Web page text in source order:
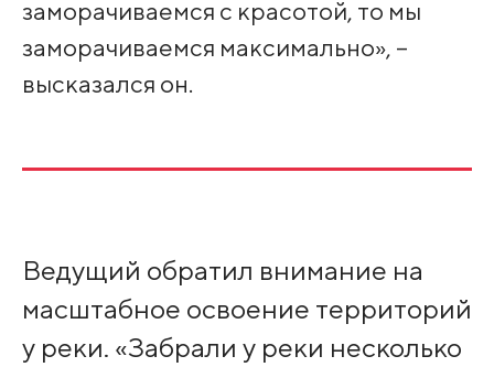
заморачиваемся с красотой, то мы
заморачиваемся максимально», –
высказался он.
Ведущий обратил внимание на
масштабное освоение территорий
у реки. «Забрали у реки несколько